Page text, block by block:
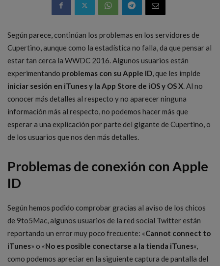
Según parece, continúan los problemas en los servidores de
Cupertino, aunque como la estadística no falla, da que pensar al
estar tan cerca la WWDC 2016. Algunos usuarios están
experimentando problemas con su Apple ID, que les impide
iniciar sesión en iTunes y la App Store de iOS y OS X. Al no
conocer más detalles al respecto y no aparecer ninguna
información más al respecto, no podemos hacer más que
esperar a una explicación por parte del gigante de Cupertino, o
de los usuarios que nos den más detalles.
Problemas de conexión con Apple
ID
Según hemos podido comprobar gracias al aviso de los chicos
de 9to5Mac, algunos usuarios de la red social Twitter están
reportando un error muy poco frecuente: «Cannot connect to
iTunes» o «No es posible conectarse a la tienda iTunes«,
como podemos apreciar en la siguiente captura de pantalla del